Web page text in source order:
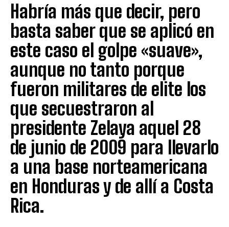
Habría más que decir, pero
basta saber que se aplicó en
este caso el golpe «suave»,
aunque no tanto porque
fueron militares de elite los
que secuestraron al
presidente Zelaya aquel 28
de junio de 2009 para llevarlo
a una base norteamericana
en Honduras y de allí a Costa
Rica.